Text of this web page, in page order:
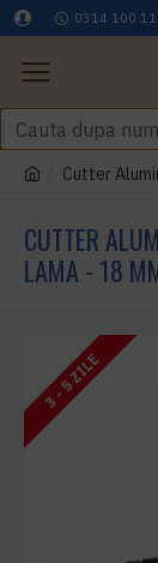
0314 100
Cutter
CUTTER
LAMA - 18
3 - 5 ZILE